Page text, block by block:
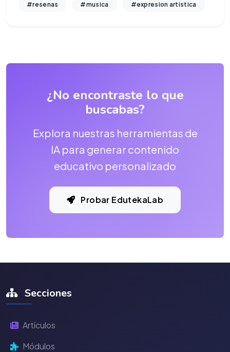
#resenas #musica #expresion artistica
¿No encontraste lo que
buscabas?
Explora nuestras herramientas de
IA para generar contenido
educativo personalizado
Probar EdutekaLab
Secciones
Artículos
Módulos